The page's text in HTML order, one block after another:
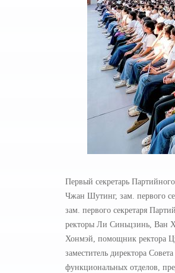
Первый секретарь
Чжан Шутинг, зам. первого
зам. первого секретаря
ректоры Ли Синьцзинь, Ван
Хонмэй, помощник ректора
заместитель директора
функциональных отделов,